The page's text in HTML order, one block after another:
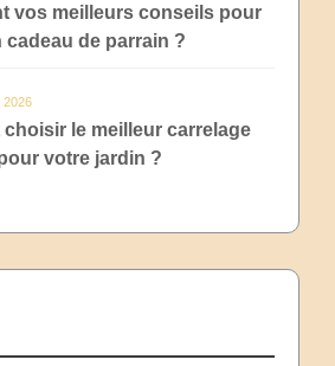
vos meilleurs conseils pour
de parrain ?
2026
choisir le meilleur carrelage
votre jardin ?